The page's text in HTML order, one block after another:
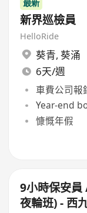
最新
新界巡檢員
HelloRide
葵青, 葵涌
6天/週
車費公司報
Year-end
慷慨年假
9小時保安員
夜輪班) - 西